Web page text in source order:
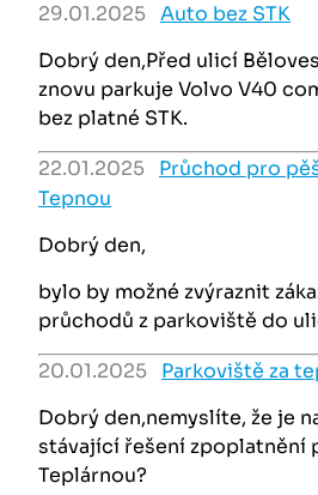
29.01.2025 Auto bez STK
Dobrý den,Před ulicí
znovu parkuje Volvo V40
bez platné STK.
22.01.2025 Průchod pro
Tepnou
Dobrý den,
bylo by možné zvýraznit
průchodů z parkoviště do
20.01.2025 Parkoviště za
Dobrý den,nemyslíte, že je
stávající řešení zpoplatnění
Teplárnou?